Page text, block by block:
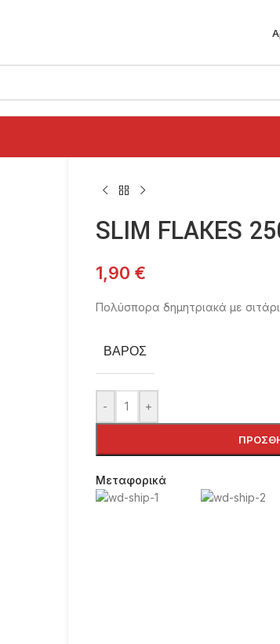
SLIM FLAKES
1,90 €
Πολύσπορα δημητριακά με σιτάρι
ΒΆΡΟΣ
- +
Μεταφορικά